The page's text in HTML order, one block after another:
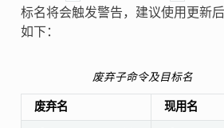
标名将会触发警告，建议使用更新
如下：
废弃子命令及目标名
废弃名 现用名